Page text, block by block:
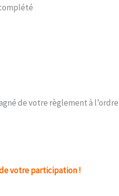
de votre règlement à l’ordre
de votre participation !